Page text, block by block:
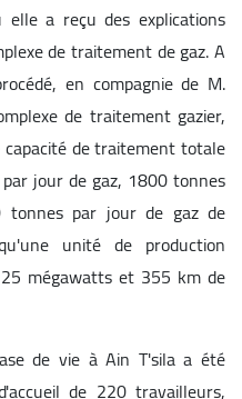
a reçu des explications
de traitement de gaz. A
en compagnie de M.
de traitement gazier,
de traitement totale
jour de gaz, 1800 tonnes
tonnes par jour de gaz de
unité de production
mégawatts et 355 km de
de vie à Ain T'sila a été
de 220 travailleurs,